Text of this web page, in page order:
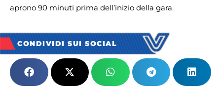
aprono 90 minuti prima dell’inizio della gara.
CONDIVIDI SUI SOCIAL